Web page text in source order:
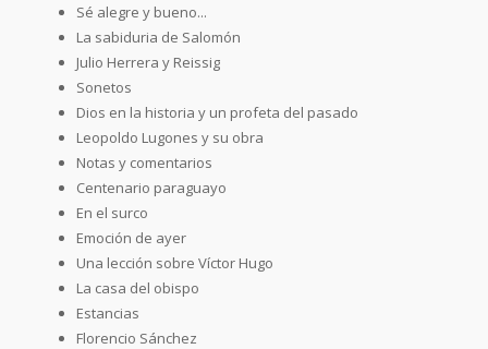
Sé alegre y bueno...
La sabiduria de Salomón
Julio Herrera y Reissig
Sonetos
Dios en la historia y un profeta del pasado
Leopoldo Lugones y su obra
Notas y comentarios
Centenario paraguayo
En el surco
Emoción de ayer
Una lección sobre Víctor Hugo
La casa del obispo
Estancias
Florencio Sánchez